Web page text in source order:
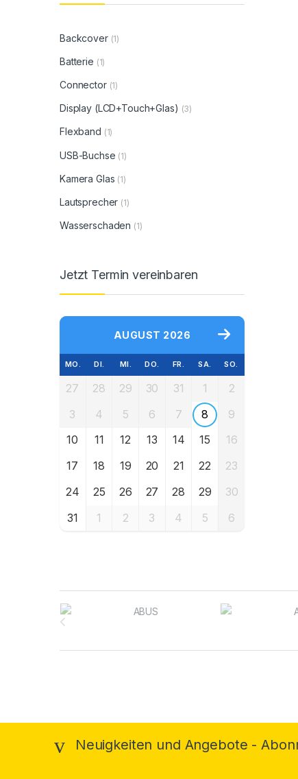
Backcover (1)
Batterie (1)
Connector (1)
Display (LCD+Touch+Glas) (3)
Flexband (1)
USB-Buchse (1)
Kamera Glas (1)
Lautsprecher (1)
Wasserschaden (1)
Jetzt Termin vereinbaren
AUGUST 2026
MO. DI. MI. DO. FR. SA. SO.
27 28 29 30 31 1
2
3
4 5 6 7 8
9
10
11 12 13 14 15
16
17
18 19 20 21 22
23
24
25 26 27 28 29
30
31
1 2 3 4 5 6
Brands Carousel
Neuigkeiten und Angebote -